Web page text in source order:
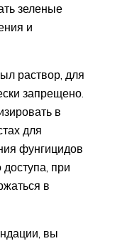
зеленые
и
раствор, для
запрещено.
в
для
фунгицидов
при
в
вы